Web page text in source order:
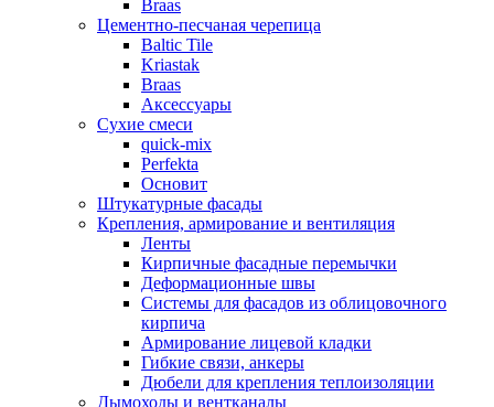
Braas
Цементно-песчаная черепица
Baltic Tile
Kriastak
Braas
Аксессуары
Сухие смеси
quick-mix
Perfekta
Основит
Штукатурные фасады
Крепления, армирование и вентиляция
Ленты
Кирпичные фасадные перемычки
Деформационные швы
Системы для фасадов из облицовочного
кирпича
Армирование лицевой кладки
Гибкие связи, анкеры
Дюбели для крепления теплоизоляции
Дымоходы и вентканалы